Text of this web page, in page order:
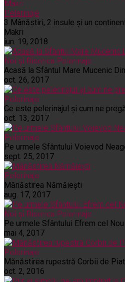
Pelerinaje
3 Mânăstiri, 2 insule și un
Makri
iun. 19, 2018
Noi și Biserica Pelerinaje
Acasă la Sfântul Mare Mucenic
oct. 26, 2017
Pelerinaje
Ce este pelerinajul şi cum ne
oct. 13, 2017
Pelerinaje
Pe urmele Sfântului Voievod
sept. 25, 2017
Pelerinaje
Mănăstirea Nămăiești
aug. 17, 2017
Noi și Biserica Pelerinaje
Pe urmele Sfântului Efrem cel Nou
mai 4, 2017
Pelerinaje
Mănăstirea rupestră Corbii de
oct. 2, 2016